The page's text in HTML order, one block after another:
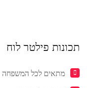
תכונות פילטר לוח
מתאים לכל המשפחה